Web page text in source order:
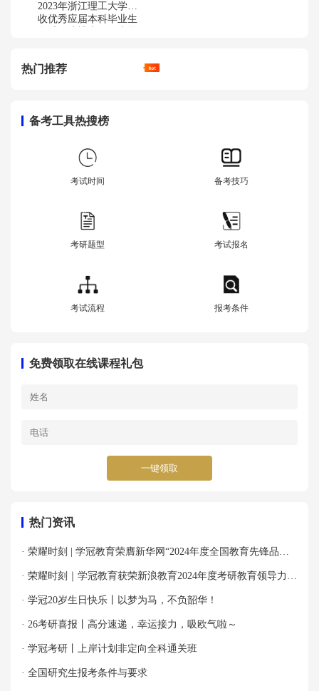
2023年浙江理工大学接
收优秀应届本科毕业生
热门推荐
备考工具热搜榜
考试时间 备考技巧
考研题型 考试报名
考试流程 报考条件
免费领取在线课程礼包
一键领取
热门资讯
· 荣耀时刻 | 学冠教育荣膺新华网“2024年度全国教育先锋品牌
优秀案例”殊荣！
· 荣耀时刻｜学冠教育获荣新浪教育2024年度考研教育领导力品
牌！
· 学冠20岁生日快乐丨以梦为马，不负韶华！
· 26考研喜报丨高分速递，幸运接力，吸欧气啦～
· 学冠考研丨上岸计划非定向全科通关班
· 全国研究生报考条件与要求